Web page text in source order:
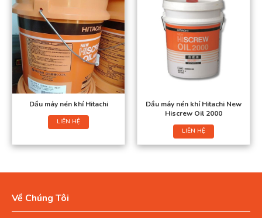
Dầu máy nén khí Hitachi
LIÊN HỆ
Dầu máy nén khí Hitachi New
Hiscrew Oil 2000
LIÊN HỆ
Về Chúng Tôi